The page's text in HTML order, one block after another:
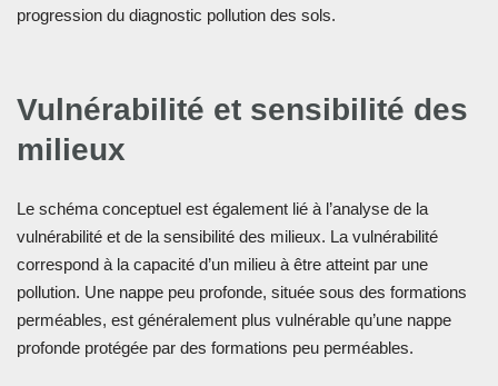
progression du diagnostic pollution des sols.
Vulnérabilité et sensibilité des
milieux
Le schéma conceptuel est également lié à l’analyse de la
vulnérabilité et de la sensibilité des milieux. La vulnérabilité
correspond à la capacité d’un milieu à être atteint par une
pollution. Une nappe peu profonde, située sous des formations
perméables, est généralement plus vulnérable qu’une nappe
profonde protégée par des formations peu perméables.